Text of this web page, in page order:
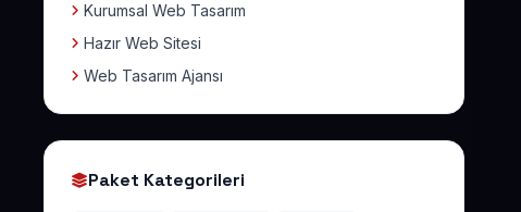
Kurumsal Web Tasarım
Hazır Web Sitesi
Web Tasarım Ajansı
Paket Kategorileri